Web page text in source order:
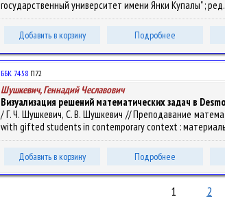
государственный университет имени Янки Купалы" ;
Добавить в корзину Подробнее
ББК 74.58 П72
Шушкевич, Геннадий Чеславович
Визуализация решений математических задач в
/ Г. Ч. Шушкевич, С. В. Шушкевич // Преподавание
with gifted students in contemporary context : материалы
Добавить в корзину Подробнее
1 2